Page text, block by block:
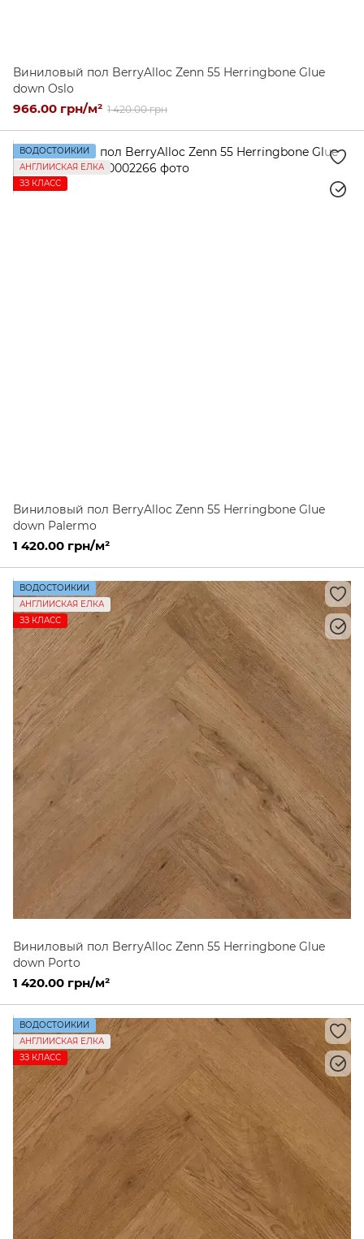
Виниловый пол BerryAlloc Zenn 55 Herringbone Glue
down Oslo
966.00 грн/м² 1 420.00 грн
ВОДОСТОЙКИЙ
АНГЛИЙСКАЯ ЕЛКА
ЗЗ КЛАСС
Виниловый пол BerryAlloc Zenn 55 Herringbone Glue
down Palermo
1 420.00 грн/м²
ВОДОСТОЙКИЙ
АНГЛИЙСКАЯ ЕЛКА
ЗЗ КЛАСС
Виниловый пол BerryAlloc Zenn 55 Herringbone Glue
down Porto
1 420.00 грн/м²
ВОДОСТОЙКИЙ
АНГЛИЙСКАЯ ЕЛКА
ЗЗ КЛАСС